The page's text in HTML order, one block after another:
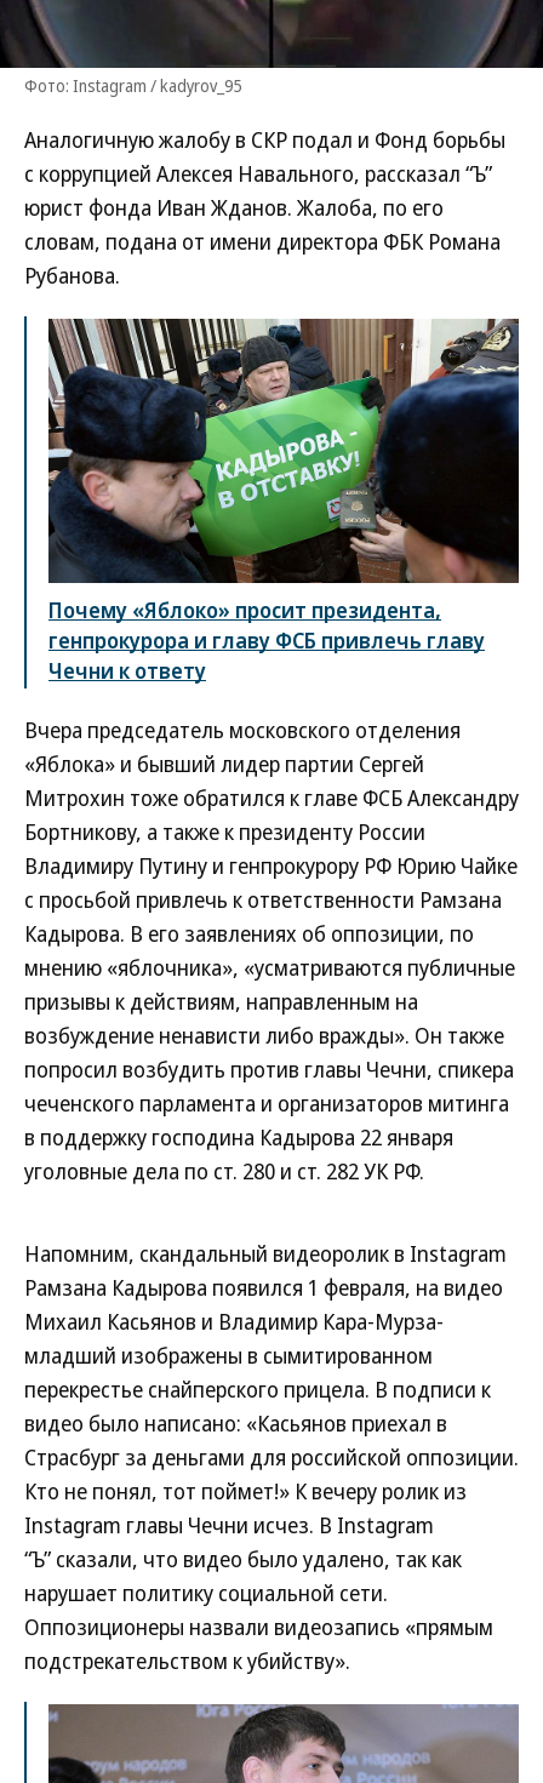
Фото: Instagram / kadyrov_95
Аналогичную жалобу в СКР подал и Фонд борьбы
с коррупцией Алексея Навального, рассказал “Ъ”
юрист фонда Иван Жданов. Жалоба, по его
словам, подана от имени директора ФБК Романа
Рубанова.
Почему «Яблоко» просит президента,
генпрокурора и главу ФСБ привлечь главу
Чечни к ответу
Вчера председатель московского отделения
«Яблока» и бывший лидер партии Сергей
Митрохин тоже обратился к главе ФСБ Александру
Бортникову, а также к президенту России
Владимиру Путину и генпрокурору РФ Юрию Чайке
с просьбой привлечь к ответственности Рамзана
Кадырова. В его заявлениях об оппозиции, по
мнению «яблочника», «усматриваются публичные
призывы к действиям, направленным на
возбуждение ненависти либо вражды». Он также
попросил возбудить против главы Чечни, спикера
чеченского парламента и организаторов митинга
в поддержку господина Кадырова 22 января
уголовные дела по ст. 280 и ст. 282 УК РФ.
Напомним, скандальный видеоролик в Instagram
Рамзана Кадырова появился 1 февраля, на видео
Михаил Касьянов и Владимир Кара-Мурза-
младший изображены в сымитированном
перекрестье снайперского прицела. В подписи к
видео было написано: «Касьянов приехал в
Страсбург за деньгами для российской оппозиции.
Кто не понял, тот поймет!» К вечеру ролик из
Instagram главы Чечни исчез. В Instagram
“Ъ” сказали, что видео было удалено, так как
нарушает политику социальной сети.
Оппозиционеры назвали видеозапись «прямым
подстрекательством к убийству».